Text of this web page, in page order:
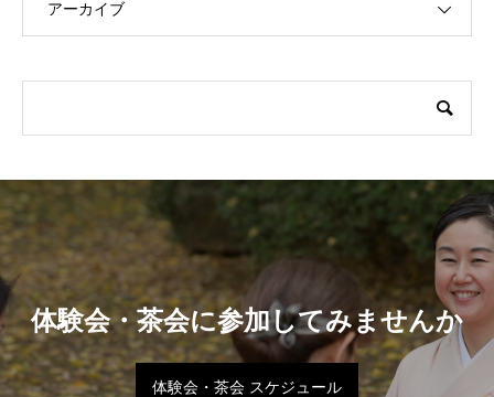
アーカイブ
体験会・茶会に参加してみませんか
体験会・茶会 スケジュール